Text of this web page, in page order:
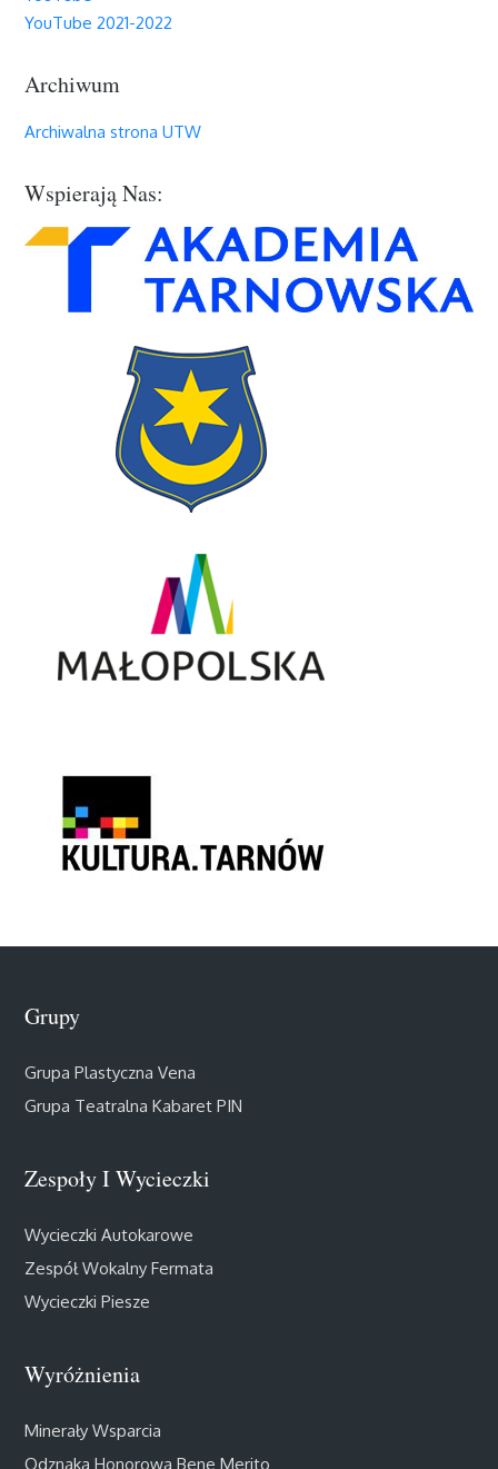
YouTube 2021-2022
Archiwum
Archiwalna strona UTW
Wspierają Nas:
Grupy
Grupa Plastyczna Vena
Grupa Teatralna Kabaret PIN
Zespoły I Wycieczki
Wycieczki Autokarowe
Zespół Wokalny Fermata
Wycieczki Piesze
Wyróżnienia
Minerały Wsparcia
Odznaka Honorowa Bene Merito